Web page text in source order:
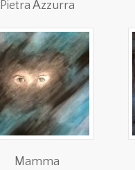
Pietra Azzurra
Mamma